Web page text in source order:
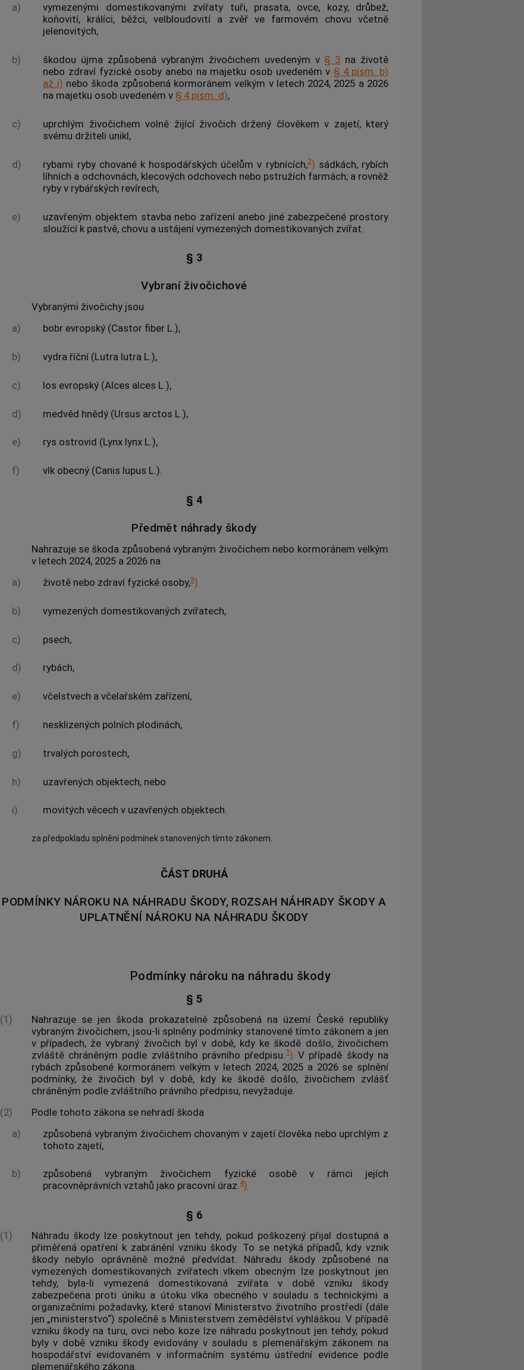
a)
vymezenými domestikovanými zvířaty tuři, prasata, ovce, kozy, drůbež,
koňovití, králíci, běžci, velbloudovití a zvěř ve farmovém chovu včetně
jelenovitých,
b) škodou újma způsobená vybraným živočichem uvedeným v § 3 na životě
nebo zdraví fyzické osoby anebo na majetku osob uvedeném v § 4 písm. b)
až i) nebo škoda způsobená kormoránem velkým v letech 2024, 2025 a 2026
na majetku osob uvedeném v § 4 písm. d),
c) uprchlým živočichem volně žijící živočich držený člověkem v zajetí, který
svému držiteli unikl,
d) rybami rybychované k hospodářských účelům v rybnících,2) sádkách, rybích
líhních a odchovnách, klecových odchovech nebo pstružích farmách; a rovněž
ryby v rybářských revírech,
e)
uzavřeným objektem stavba nebo zařízení anebo jiné zabezpečené prostory
sloužící k pastvě, chovu a ustájení vymezených domestikovaných zvířat.
§ 3
Vybraní živočichové
Vybranými živočichy jsou
a)
bobr evropský (Castor fiber L.),
b) vydra říční (Lutra lutra L.),
c) los evropský (Alces alces L.),
d) medvěd hnědý (Ursus arctos L.),
e) rys ostrovid (Lynx lynx L.),
f) vlk obecný (Canis lupus L.).
§ 4
Předmět náhrady škody
Nahrazuje se škoda způsobená vybraným živočichem nebo kormoránem velkým
v letech 2024, 2025 a 2026 na
a)
životě nebo zdraví fyzické osoby,3)
b) vymezených domestikovaných zvířatech,
c) psech,
d) rybách,
e) včelstvech a včelařském zařízení,
f) nesklizených polních plodinách,
g) trvalých porostech,
h) uzavřených objektech, nebo
i) movitých věcech v uzavřených objektech.
za předpokladu splnění podmínek stanovených tímto zákonem.
ČÁST DRUHÁ
PODMÍNKY NÁROKU NA NÁHRADU ŠKODY, ROZSAH NÁHRADY ŠKODY A
UPLATNĚNÍ NÁROKU NA NÁHRADU ŠKODY
Podmínky nároku na náhradu škody
§ 5
(1)
Nahrazuje se jen škoda prokazatelně způsobená na území České republiky
vybraným živočichem, jsou-li splněny podmínky stanovené tímto zákonem a jen
v případech, že vybraný živočich byl v době, kdy ke škodě došlo, živočichem
zvláště chráněným podle zvláštního právního předpisu.1) V případě škody na
rybách způsobené kormoránem velkým v letech 2024, 2025 a 2026 se splnění
podmínky, že živočich byl v době, kdy ke škodě došlo, živočichem zvlášť
chráněným podle zvláštního právního předpisu, nevyžaduje.
(2)
Podle tohoto zákona se nehradí škoda
a)
způsobená vybraným živočichem chovaným v zajetí člověka nebo uprchlým z
tohoto zajetí,
b)
způsobená vybraným živočichem fyzické osobě v rámci jejích
pracovněprávních vztahů jako pracovní úraz.4)
§ 6
(1)
Náhradu škody lze poskytnout jen tehdy, pokud poškozený přijal dostupná a
přiměřená opatření k zabránění vzniku škody. To se netýká případů, kdy vznik
škody nebylo oprávněně možné předvídat. Náhradu škody způsobené na
vymezených domestikovaných zvířatech vlkem obecným lze poskytnout jen
tehdy, byla-li vymezená domestikovaná zvířata v době vzniku škody
zabezpečena proti úniku a útoku vlka obecného v souladu s technickými a
organizačními požadavky, které stanoví Ministerstvo životního prostředí (dále
jen „ministerstvo“) společně s Ministerstvem zemědělství vyhláškou. V případě
vzniku škody na turu, ovci nebo koze lze náhradu poskytnout jen tehdy, pokud
byly v době vzniku škody evidovány v souladu s plemenářským zákonem na
hospodářství evidovaném v informačním systému ústřední evidence podle
plemenářského zákona.